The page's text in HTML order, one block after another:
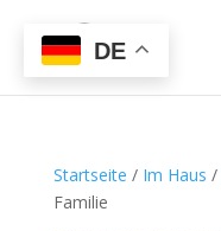
Startseite / Im Haus /
Familie
DE